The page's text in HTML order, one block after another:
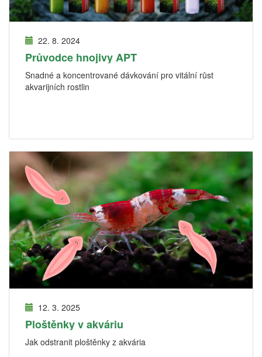
22. 8. 2024
Průvodce hnojivy APT
Snadné a koncentrované dávkování pro vitální růst
akvarijních rostlin
12. 3. 2025
Ploštěnky v akváriu
Jak odstranit ploštěnky z akvária